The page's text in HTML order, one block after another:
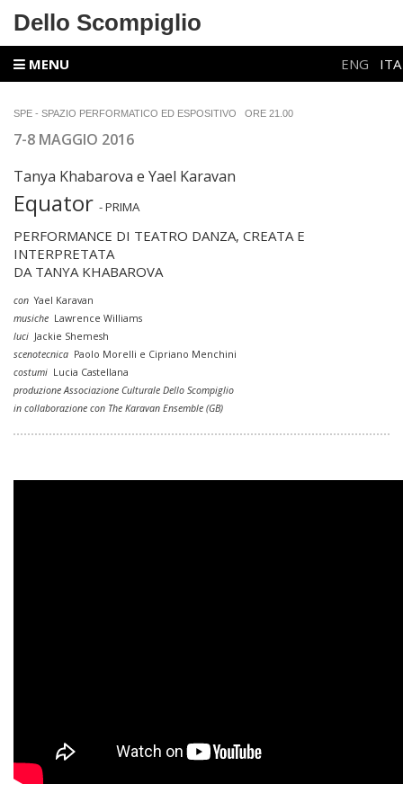
Dello Scompiglio
MENU ENG ITA
SPE - SPAZIO PERFORMATICO ED ESPOSITIVO ORE 21.00
7-8 MAGGIO 2016
Tanya Khabarova e Yael Karavan
Equator - PRIMA
PERFORMANCE DI TEATRO DANZA, CREATA E
INTERPRETATA
DA TANYA KHABAROVA
con Yael Karavan
musiche Lawrence Williams
luci Jackie Shemesh
scenotecnica Paolo Morelli e Cipriano Menchini
costumi Lucia Castellana
produzione Associazione Culturale Dello Scompiglio
in collaborazione con The Karavan Ensemble (GB)